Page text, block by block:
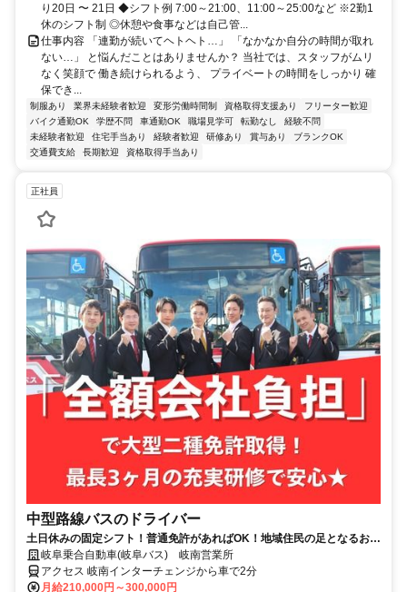
り20日 〜 21日 ◆シフト例 7:00～21:00、11:00～25:00など ※2勤1
休のシフト制 ◎休憩や食事などは自己管...
仕事内容 「連勤が続いてヘトヘト…」 「なかなか自分の時間が取れ
ない…」 と悩んだことはありませんか？ 当社では、スタッフがムリ
なく笑顔で 働き続けられるよう、 プライベートの時間をしっかり 確
保でき...
制服あり 業界未経験者歓迎 変形労働時間制 資格取得支援あり
フリーター歓迎
バイク通勤OK
学歴不問 車通勤OK 職場見学可 転勤なし
経験不問
未経験者歓迎
住宅手当あり 経験者歓迎 研修あり 賞与あり
ブランクOK
交通費支給
長期歓迎 資格取得手当あり
正社員
中型路線バスのドライバー
土日休みの固定シフト！普通免許があればOK！地域住民の足となるお仕
事です
岐阜乗合自動車(岐阜バス) 岐南営業所
アクセス 岐南インターチェンジから車で2分
月給210,000円～300,000円